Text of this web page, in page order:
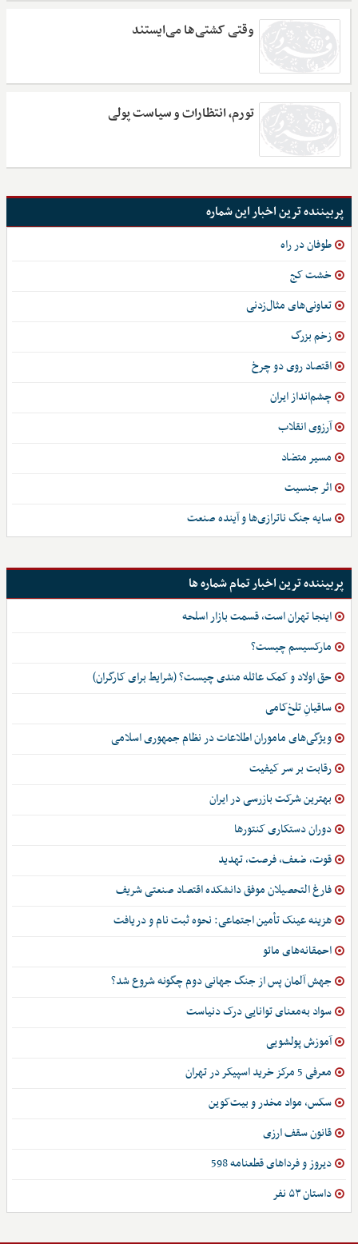
وقتی کشتی‌ها می‌ایستند
تورم، انتظارات و سیاست پولی
پربیننده ترین اخبار این شماره
طوفان در راه
خشت کج
تعاونی‌های مثال‌زدنی
زخم بزرگ
اقتصاد روی دو چرخ
چشم‌انداز ایران
آرزوی انقلاب
مسیر متضاد
اثر جنسیت
سایه جنگ ناترازی‌ها و آینده صنعت
پربیننده ترین اخبار تمام شماره ها
اینجا تهران است، قسمت بازار اسلحه
مارکسیسم چیست؟
حق اولاد و کمک عائله مندی چیست؟ (شرایط برای کارگران)
ساقیانِ تلخ‌کامی
ویژگی‌های ماموران اطلاعات در نظام جمهوری اسلامی
رقابت بر سر کیفیت
بهترین شرکت بازرسی در ایران
دوران دستکاری کنتورها
قوت، ضعف، فرصت، تهدید
فارغ التحصیلان موفق دانشکده اقتصاد صنعتی شریف
هزینه عینک تأمین اجتماعی: نحوه ثبت نام و دریافت
احمقانه‌های مائو
جهش آلمان پس از جنگ جهانی دوم چگونه شروع شد؟
سواد به‌معنای توانایی درک دنیاست
آموزش پولشویی
معرفی 5 مرکز خرید اسپیکر در تهران
سکس، مواد مخدر و بیت‌کوین
قانون سقف ارزی
دیروز و فرداهای قطعنامه 598
داستان ۵۳ نفر